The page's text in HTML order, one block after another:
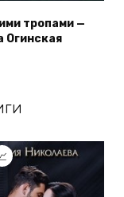
тропами —
Огинская